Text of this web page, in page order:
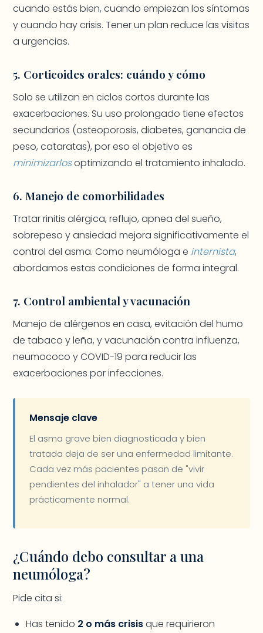
cuando estás bien, cuando empiezan los síntomas
y cuando hay crisis. Tener un plan reduce las visitas
a urgencias.
5. Corticoides orales: cuándo y cómo
Solo se utilizan en ciclos cortos durante las
exacerbaciones. Su uso prolongado tiene efectos
secundarios (osteoporosis, diabetes, ganancia de
peso, cataratas), por eso el objetivo es
minimizarlosoptimizando el tratamiento inhalado.
6. Manejo de comorbilidades
Tratar rinitis alérgica, reflujo, apnea del sueño,
sobrepeso y ansiedad mejora significativamente el
control del asma. Como neumóloga e internista,
abordamos estas condiciones de forma integral.
7. Control ambiental y vacunación
Manejo de alérgenos en casa, evitación del humo
de tabaco y leña, y vacunación contra influenza,
neumococo y COVID-19 para reducir las
exacerbaciones por infecciones.
Mensaje clave
El asma grave bien diagnosticada y bien
tratada deja de ser una enfermedad limitante.
Cada vez más pacientes pasan de "vivir
pendientes del inhalador" a tener una vida
prácticamente normal.
¿Cuándo debo consultar a una
neumóloga?
Pide cita si:
Has tenido 2 o más crisisque requirieron